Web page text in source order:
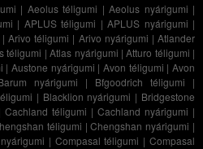
| Aeolus téligumi |Aeolus nyárigumi |
| APLUS téligumi |APLUS nyárigumi |
|Arivo téligumi | Arivo nyárigumi |Atlander
téligumi |Atlas nyárigumi |Atturo téligumi |
|Austone nyárigumi |Avon téligumi |Avon
nyárigumi | Bfgoodrich téligumi |
| Blacklion nyárigumi | Bridgestone
Cachland téligumi | Cachland nyárigumi |
téligumi |Chengshan nyárigumi |
| Compasal téligumi |Compasal